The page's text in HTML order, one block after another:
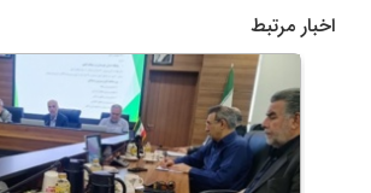
اخبار مرتبط